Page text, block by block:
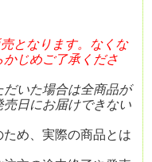
となります。なくな
じめご了承くださ
いた場合は全商品が
日にお届けできない
め、実際の商品とは